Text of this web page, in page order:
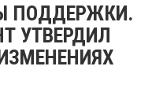
ПОДДЕРЖКИ.
УТВЕРДИЛ